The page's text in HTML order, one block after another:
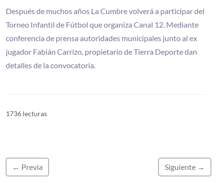
Después de muchos años La Cumbre volverá a participar del
Torneo Infantil de Fútbol que organiza Canal 12. Mediante
conferencia de prensa autoridades municipales junto al ex
jugador Fabián Carrizo, propietario de Tierra Deporte dan
detalles de la convocatoria.
1736 lecturas
← Previa Siguiente →